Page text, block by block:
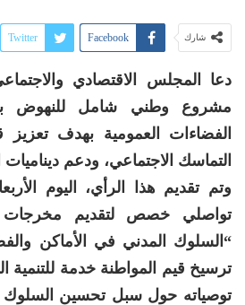
شارك Facebook
Twitter
دعا المجلس الاقتصادي
مشروع وطني شامل للنهوض
الفضاءات العمومية بهدف تعزيز
التماسك الاجتماعي، ودعم ديناميات
وتم تقديم هذا الرأي، اليوم
تواصلي خصص لتقديم
“السلوك المدني في الأماكن
ترسيخ قيم المواطنة خدمة للتنمية
توصياته حول سبل تحسين السلوك